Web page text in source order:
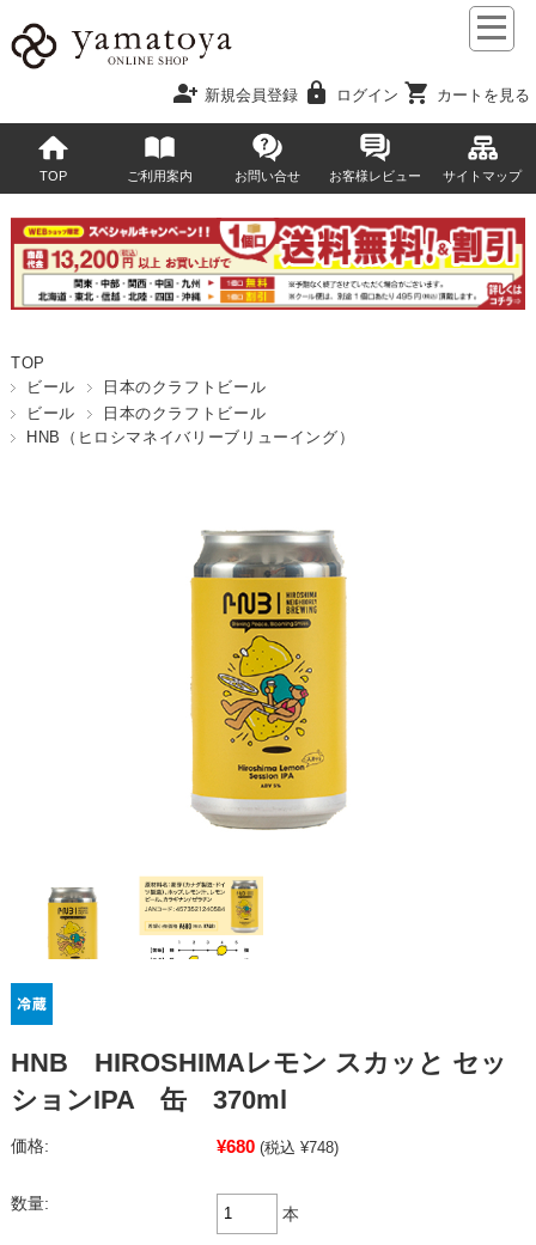
person_add 新規会員登録 lock ログイン shopping_cart カートを見る
TOP ご利用案内 お問い合せ お客様レビュー サイトマップ
TOP
ビール
日本のクラフトビール
ビール
日本のクラフトビール
HNB（ヒロシマネイバリーブリューイング）
HNB HIROSHIMAレモン スカッと セッ
ションIPA 缶 370ml
価格: ¥680 (税込 ¥748)
数量:
本